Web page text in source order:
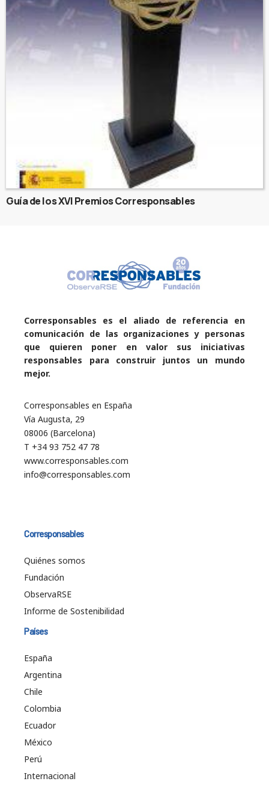
Guía de los XVI Premios Corresponsables
Corresponsables es el aliado de referencia en
comunicación de las organizaciones y personas
que quieren poner en valor sus iniciativas
responsables para construir juntos un mundo
mejor.
Corresponsables en España
Vía Augusta, 29
08006 (Barcelona)
T +34 93 752 47 78
www.corresponsables.com
info@corresponsables.com
Corresponsables
Quiénes somos
Fundación
ObservaRSE
Informe de Sostenibilidad
Países
España
Argentina
Chile
Colombia
Ecuador
México
Perú
Internacional